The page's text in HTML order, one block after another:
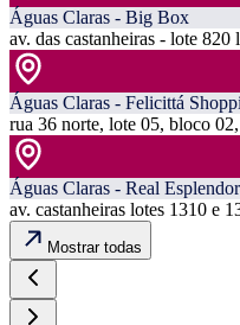
Águas Claras - Big Box
av. das castanheiras - lote
Águas Claras - Felicittá
rua 36 norte, lote 05, bloco
Águas Claras - Real Esplendor
av. castanheiras lotes 1310 e
Mostrar todas